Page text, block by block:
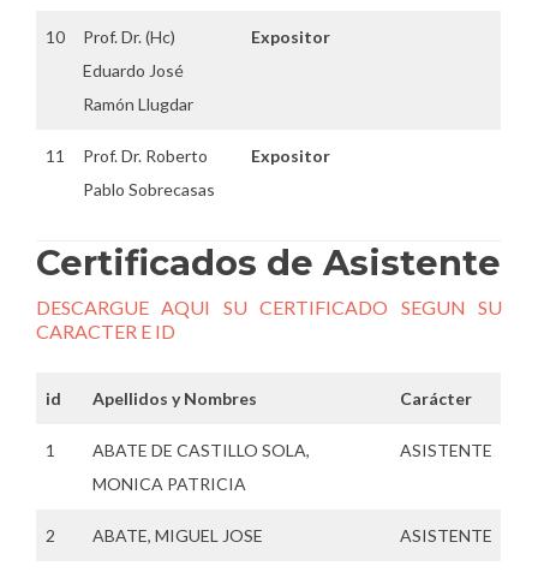
10
Prof. Dr. (Hc)
Eduardo José
Ramón Llugdar
Expositor
11
Prof. Dr. Roberto
Pablo Sobrecasas
Expositor
Certificados de Asistente
DESCARGUE AQUI SU CERTIFICADO SEGUN SU
CARACTER E ID
id Apellidos y Nombres Carácter
1
ABATE DE CASTILLO SOLA,
MONICA PATRICIA
ASISTENTE
2 ABATE, MIGUEL JOSE ASISTENTE